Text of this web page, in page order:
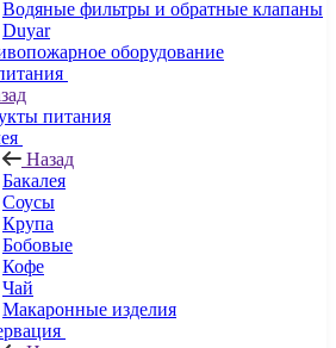
Водяные фильтры и обратные клапаны
Duyar
оборудование
питания
Назад
Бакалея
Соусы
Крупа
Бобовые
Кофе
Чай
Макаронные изделия